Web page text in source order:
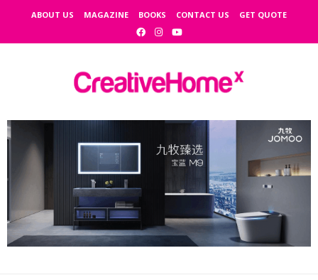
ABOUT US MAGAZINE BOOKS CONTACT US GET QUOTE